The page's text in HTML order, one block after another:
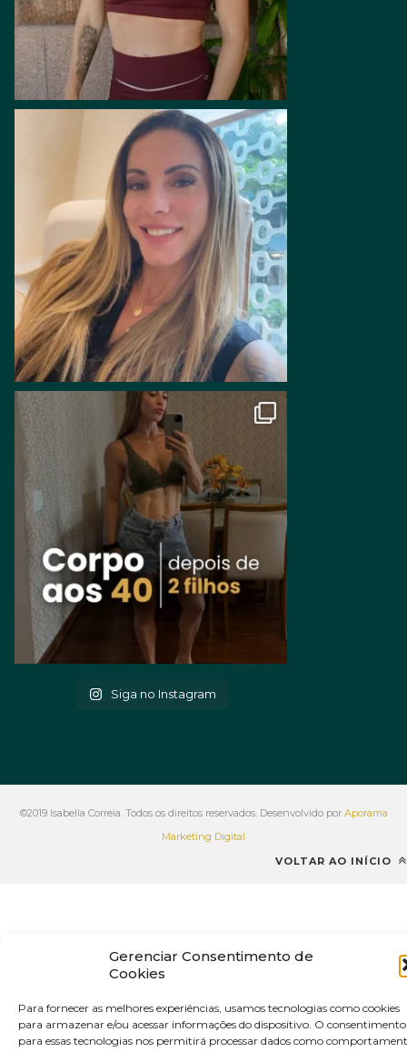
Gerenciar Consentimento de
Cookies
Para fornecer as melhores experiências, usamos tecnologias como cookies
para armazenar e/ou acessar informações do dispositivo. O consentimento
para essas tecnologias nos permitirá processar dados como
Siga no Instagram
©2019 Isabella Correia. Todos os direitos reservados. Desenvolvido por Aporama
Marketing Digital
VOLTAR AO INÍCIO